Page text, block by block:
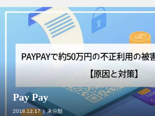
Pay Pay
2018.12.17 未分類